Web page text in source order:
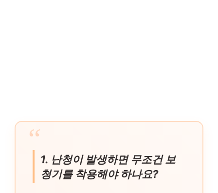
1. 난청이 발생하면 무조건 보
청기를 착용해야 하나요?